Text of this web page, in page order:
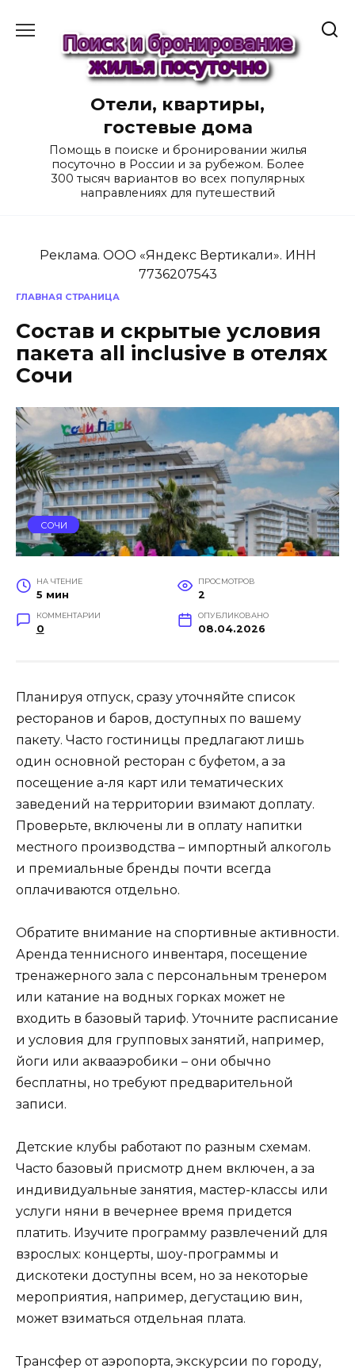
содержанию
Отели, квартиры,
гостевые дома
Помощь в поиске и бронировании жилья
посуточно в России и за рубежом. Более
300 тысяч вариантов во всех популярных
направлениях для путешествий
Реклама. ООО «Яндекс Вертикали». ИНН
7736207543
ГЛАВНАЯ СТРАНИЦА
Состав и скрытые условия
пакета all inclusive в отелях
Сочи
СОЧИ
НА ЧТЕНИЕ
5 мин
ПРОСМОТРОВ
2
КОММЕНТАРИИ
0
ОПУБЛИКОВАНО
08.04.2026
Планируя отпуск, сразу уточняйте список
ресторанов и баров, доступных по вашему
пакету. Часто гостиницы предлагают лишь
один основной ресторан с буфетом, а за
посещение а-ля карт или тематических
заведений на территории взимают доплату.
Проверьте, включены ли в оплату напитки
местного производства – импортный алкоголь
и премиальные бренды почти всегда
оплачиваются отдельно.
Обратите внимание на спортивные активности.
Аренда теннисного инвентаря, посещение
тренажерного зала с персональным тренером
или катание на водных горках может не
входить в базовый тариф. Уточните расписание
и условия для групповых занятий, например,
йоги или аквааэробики – они обычно
бесплатны, но требуют предварительной
записи.
Детские клубы работают по разным схемам.
Часто базовый присмотр днем включен, а за
индивидуальные занятия, мастер-классы или
услуги няни в вечернее время придется
платить. Изучите программу развлечений для
взрослых: концерты, шоу-программы и
дискотеки доступны всем, но за некоторые
мероприятия, например, дегустацию вин,
может взиматься отдельная плата.
Трансфер от аэропорта, экскурсии по городу,